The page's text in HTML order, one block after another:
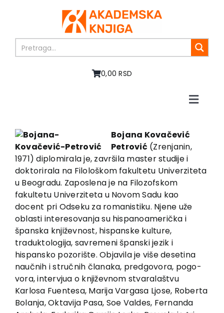
0,00 RSD
Toggle
About us
Books
In preparation
Sale
Authors
News
EU PROJECTS
Contact
Bojana Kovačević
Petrović (Zrenjanin,
1971) diplomirala je, završila master studije i
doktorirala na Filološkom fakul­tetu Univerziteta
u Beogradu. Zaposlena je na Filozofskom
fakulte­tu­ Univer­zi­te­ta­ u Novom Sadu kao
docent pri Odseku­ za romanistiku. Njene uže
oblasti interesovanja su hispanoamerička i
španska književnost, hispanske kulture,
traduktolo­gija, savremeni španski jezik i
hispansko pozorište. Objavila je više desetina
naučnih i stručnih članaka, predgovora, pogo­
vora, intervjua o književnom stvaralaštvu
Karlosa Fuentesa, Marija Vargasa Ljose, Roberta
Bolanja, Oktavija Pasa, Soe Val­des, Fernanda